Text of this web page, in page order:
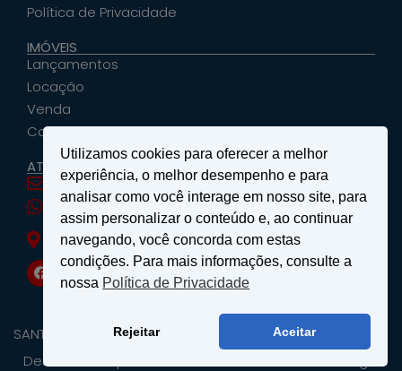
Política de Privacidade
IMÓVEIS
Lançamentos
Locação
Venda
Cadastrar Seu Imóvel
ATENDIMENTO
santosemattosimoveis@hotmail.com
(19) 9 9639-4985
Rua Floriano Peixoto, nº 27 - Centro - São João
da Boa Vista, SP
SANTOS & MATTOS IMÓVEIS - Copyright ® 2026 - Todos os
Direitos Reservados.
Desenvolvido por
Utilizamos cookies para oferecer a melhor
experiência, o melhor desempenho e para
analisar como você interage em nosso site, para
assim personalizar o conteúdo e, ao continuar
navegando, você concorda com estas
condições. Para mais informações, consulte a
nossa Política de Privacidade
Rejeitar Aceitar